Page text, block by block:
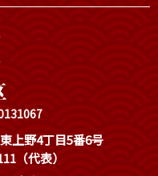
上野4丁目5番6号
（代表）